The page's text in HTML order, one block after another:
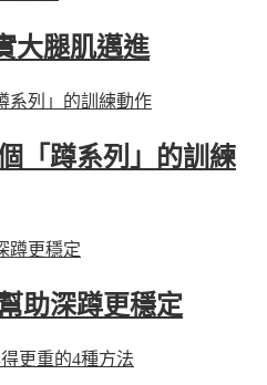
大腿肌邁進
「蹲系列」的訓練
助深蹲更穩定